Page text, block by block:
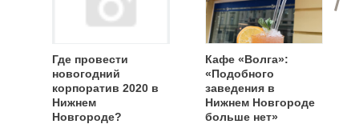
Где провести
новогодний
корпоратив 2020 в
Нижнем
Новгороде?
Кафе «Волга»:
«Подобного
заведения в
Нижнем Новгороде
больше нет»